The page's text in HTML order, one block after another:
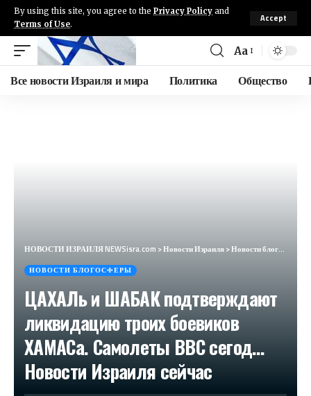
By using this site, you agree to the Privacy Policy and
Terms of Use.
Accept
Aa
Все новости Израиля и мира Политика Общество
НОВОСТИ ИЗРАИЛЯ NEWSisra.com >Новости Израиля>Новости блогосферы
НОВОСТИ БЛОГОСФЕРЫ
ЦАХАЛь и ШАБАК подтверждают
ликвидацию троих боевиков
ХАМАСа. Самолеты ВВС сегод…​
Новости Израиля сейчас